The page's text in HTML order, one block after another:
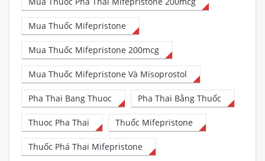
Mua Thuốc Mifepristone
Mua Thuốc Mifepristone 200mcg
Mua Thuốc Mifepristone Và Misoprostol
Pha Thai Bang Thuoc Pha Thai Bằng Thuốc
Thuoc Pha Thai Thuốc Mifepristone
Thuốc Phá Thai Mifepristone